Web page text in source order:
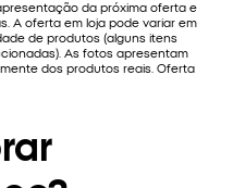
da próxima oferta e
A oferta em loja pode variar em
de produtos (alguns itens
As fotos apresentam
dos produtos reais. Oferta